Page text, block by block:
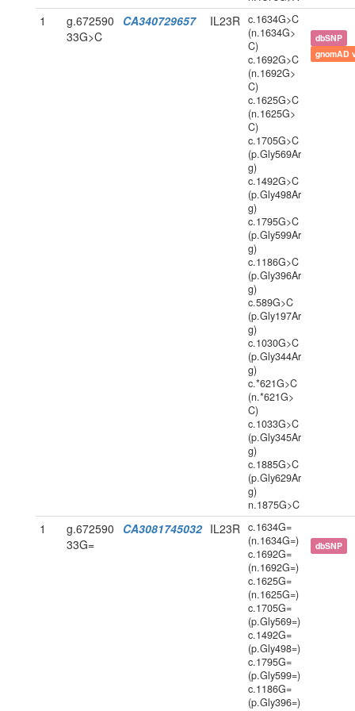
1
g.672590
33G>C
CA340729657 IL23R c.1634G>C
(n.1634G>
C)
c.1692G>C
(n.1692G>
C)
c.1625G>C
(n.1625G>
C)
c.1705G>C
(p.Gly569Ar
g)
c.1492G>C
(p.Gly498Ar
g)
c.1795G>C
(p.Gly599Ar
g)
c.1186G>C
(p.Gly396Ar
g)
c.589G>C
(p.Gly197Ar
g)
c.1030G>C
(p.Gly344Ar
g)
c.*621G>C
(n.*621G>
C)
c.1033G>C
(p.Gly345Ar
g)
c.1885G>C
(p.Gly629Ar
g)
n.1875G>C
dbSNP
gnomAD
1
g.672590
33G=
CA3081745032 IL23R c.1634G=
(n.1634G=)
c.1692G=
(n.1692G=)
c.1625G=
(n.1625G=)
c.1705G=
(p.Gly569=)
c.1492G=
(p.Gly498=)
c.1795G=
(p.Gly599=)
c.1186G=
(p.Gly396=)
dbSNP